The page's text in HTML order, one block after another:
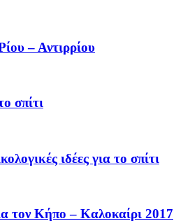
– Αντιρρίου
σπίτι
ιδέες για το σπίτι
τον Κήπο – Καλοκαίρι 2017